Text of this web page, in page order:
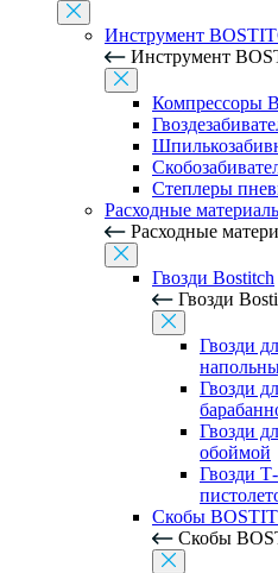
Инструмент
Инструмент
Компрессоры
Степлеры
Расходные
Расходные
Гвозди Bostitch
Гвозди
Гвозди
Гвозди
Гвозди
обоймой
Гвозди
Скобы
Скобы